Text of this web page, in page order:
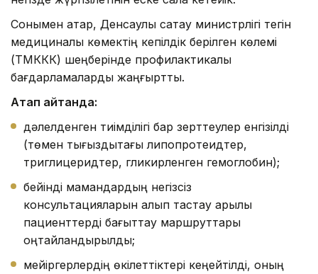
Сонымен қатар, Денсаулық сақтау министрлігі тегін
медициналық көмектің кепілдік берілген көлемі
(ТМККК) шеңберінде профилактикалық
бағдарламаларды жаңғыртты.
Атап айтқанда:
дәлелденген тиімділігі бар зерттеулер енгізілді
(төмен тығыздықтағы липопротеидтер,
триглицеридтер, гликирленген гемоглобин);
бейінді мамандардың негізсіз
консультацияларын алып тастау арқылы
пациенттерді бағыттау маршруттары
оңтайландырылды;
мейіргерлердің өкілеттіктері кеңейтілді, оның